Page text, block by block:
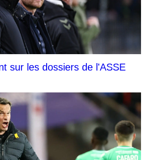
sur les dossiers de l'ASSE